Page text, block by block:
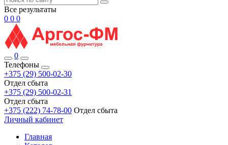
Все результаты
0 0 0
0
Телефоны
+375 (29) 500-02-30
Отдел сбыта
+375 (29) 500-02-31
Отдел сбыта
+375 (222) 74-78-00 Отдел сбыта
Личный кабинет
Главная